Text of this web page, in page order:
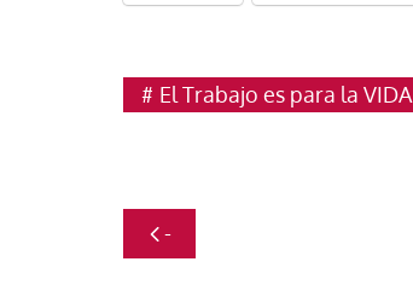
El Trabajo es para la VIDA
Navegación
de -